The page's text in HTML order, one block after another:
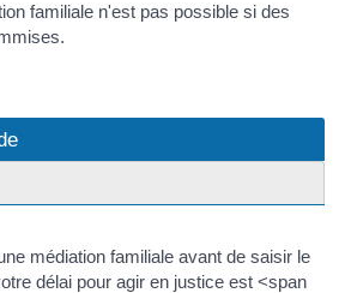
familiale n'est pas possible si des
médiation familiale avant de saisir le
délai pour agir en justice est <span